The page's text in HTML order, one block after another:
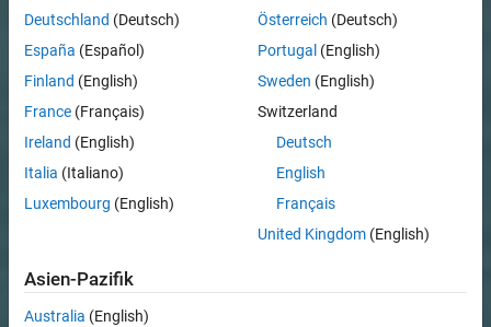
Deutschland (Deutsch)
España (Español)
Finland (English)
France (Français)
Ireland (English)
Italia (Italiano)
Luxembourg (English)
Österreich (Deutsch)
Portugal (English)
Sweden (English)
Switzerland
Deutsch
English
Français
United Kingdom(English)
Asien-Pazifik
Australia (English)